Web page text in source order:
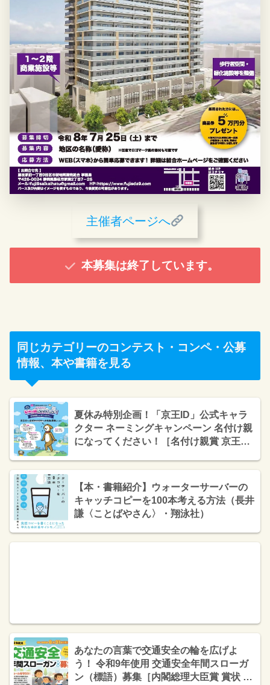
主催者ページへ
本募集は終了しています。
同じカテゴリーのコンテスト・コンペ・公募
情報、本や書籍を見る
夏休み特別企画！「京王ID」公式キャラ
クター ネーミングキャンペーン 名付け親
になってください！［名付け親賞 京王観
【本・書籍紹介】ウォーターサーバーの
キャッチコピーを100本考える方法（長井
謙〈ことばやさん〉・翔泳社）
あなたの言葉で交通安全の輪を広げよ
う！ 令和9年使用 交通安全年間スローガ
ン（標語）募集［内閣総理大臣賞 賞状 賞